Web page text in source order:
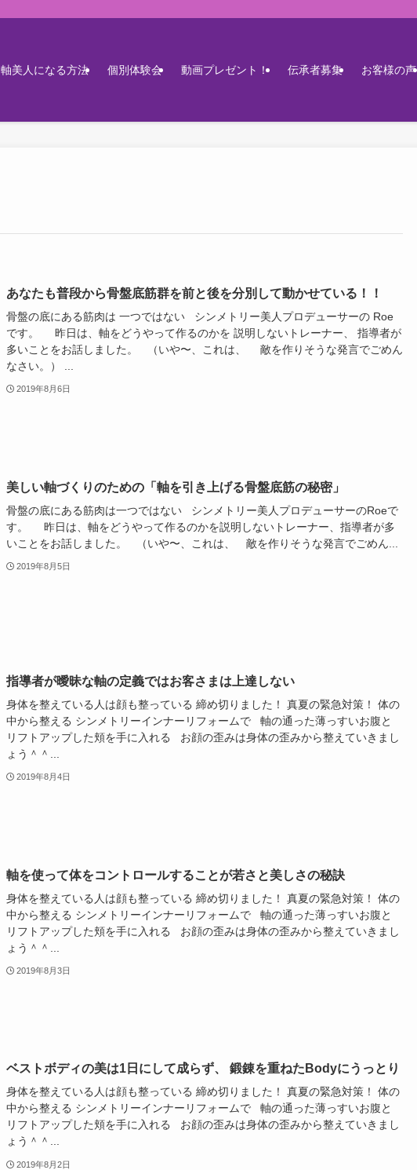
軸美人になる方法 個別体験会 動画プレゼント！ 伝承者募集 お客様の声
あなたも普段から骨盤底筋群を前と後を分別して動かせている！！
骨盤の底にある筋肉は 一つではない シンメトリー美人プロデューサーの Roe
です。 昨日は、軸をどうやって作るのかを 説明しないトレーナー、 指導者が
多いことをお話しました。 （いや〜、これは、 敵を作りそうな発言でごめん
なさい。） ...
2019年8月6日
美しい軸づくりのための「軸を引き上げる骨盤底筋の秘密」
骨盤の底にある筋肉は一つではない シンメトリー美人プロデューサーのRoeで
す。 昨日は、軸をどうやって作るのかを説明しないトレーナー、指導者が多
いことをお話しました。 （いや〜、これは、 敵を作りそうな発言でごめん...
2019年8月5日
指導者が曖昧な軸の定義ではお客さまは上達しない
身体を整えている人は顔も整っている 締め切りました！ 真夏の緊急対策！ 体の
中から整える シンメトリーインナーリフォームで 軸の通った薄っすいお腹と
リフトアップした頬を手に入れる お顔の歪みは身体の歪みから整えていきまし
ょう＾＾...
2019年8月4日
軸を使って体をコントロールすることが若さと美しさの秘訣
身体を整えている人は顔も整っている 締め切りました！ 真夏の緊急対策！ 体の
中から整える シンメトリーインナーリフォームで 軸の通った薄っすいお腹と
リフトアップした頬を手に入れる お顔の歪みは身体の歪みから整えていきまし
ょう＾＾...
2019年8月3日
ベストボディの美は1日にして成らず、 鍛錬を重ねたBodyにうっとり
身体を整えている人は顔も整っている 締め切りました！ 真夏の緊急対策！ 体の
中から整える シンメトリーインナーリフォームで 軸の通った薄っすいお腹と
リフトアップした頬を手に入れる お顔の歪みは身体の歪みから整えていきまし
ょう＾＾...
2019年8月2日